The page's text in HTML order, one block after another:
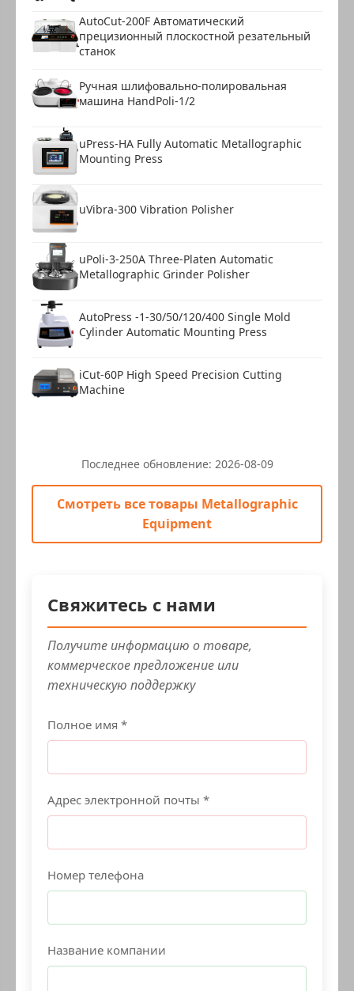
AutoCut-200F Автоматический
прецизионный плоскостной резательный
станок
Ручная шлифовально-полировальная
машина HandPoli-1/2
uPress-HA Fully Automatic Metallographic
Mounting Press
uVibra-300 Vibration Polisher
uPoli-3-250A Three-Platen Automatic
Metallographic Grinder Polisher
AutoPress -1-30/50/120/400 Single Mold
Cylinder Automatic Mounting Press
iCut-60P High Speed Precision Cutting
Machine
Последнее обновление: 2026-08-09
Смотреть все товары Metallographic
Equipment
Свяжитесь с нами
Получите информацию о товаре,
коммерческое предложение или
техническую поддержку
Полное имя *
Адрес электронной почты *
Номер телефона
Название компании